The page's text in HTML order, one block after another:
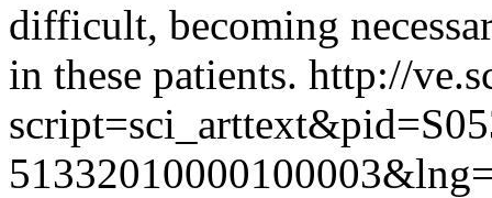
difficult, becoming
in these patients. http://